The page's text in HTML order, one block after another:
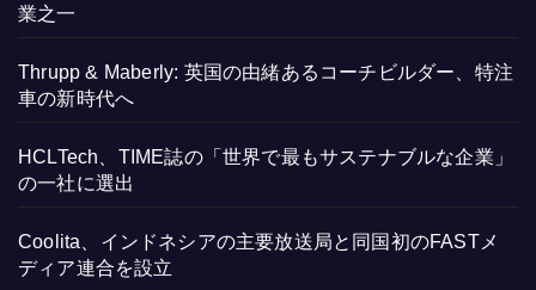
業之一
Thrupp & Maberly: 英国の由緒あるコーチビルダー、特注
車の新時代へ
HCLTech、TIME誌の「世界で最もサステナブルな企業」
の一社に選出
Coolita、インドネシアの主要放送局と同国初のFASTメ
ディア連合を設立